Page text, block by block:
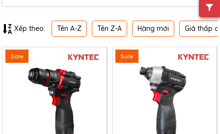
Xếp theo: Tên A-Z Tên Z-A Hàng mới Giá thấp
Sale Sale